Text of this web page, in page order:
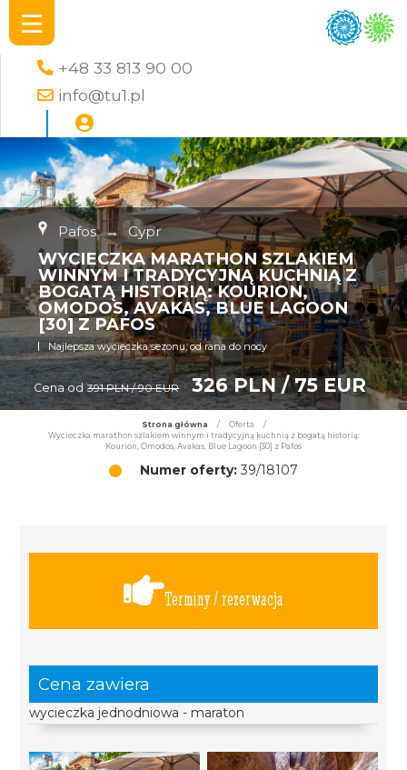
+48 33 813 90 00
info@tu1.pl
Pafos → Cypr
WYCIECZKA MARATHON SZLAKIEM
WINNYM I TRADYCYJNĄ KUCHNIĄ Z
BOGATĄ HISTORIĄ: KOURION,
OMODOS, AVAKAS, BLUE LAGOON
[30] Z PAFOS
Najlepsza wycieczka sezonu, od rana do nocy
Cena od 391 PLN / 90 EUR 326 PLN / 75 EUR
Strona główna / Oferta
/
Wycieczka marathon szlakiem winnym i tradycyjną kuchnią z bogatą historią:
Kourion, Omodos, Avakas, Blue Lagoon [30] z Pafos
Numer oferty: 39/18107
Terminy / rezerwacja
Cena zawiera
wycieczka jednodniowa - maraton